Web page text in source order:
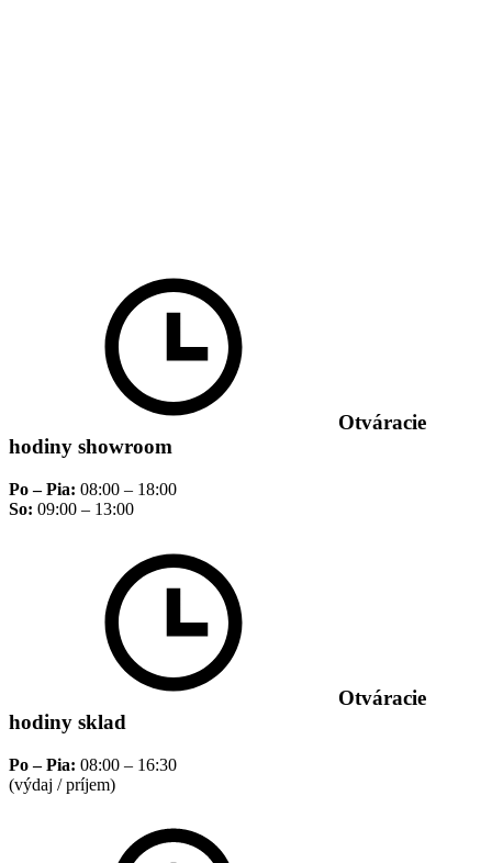
Otváracie
hodiny showroom
Po – Pia: 08:00 – 18:00
So: 09:00 – 13:00
Otváracie
hodiny sklad
Po – Pia: 08:00 – 16:30
(výdaj / príjem)